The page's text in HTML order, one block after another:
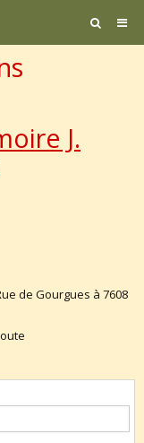
J.
de Gourgues à 7608